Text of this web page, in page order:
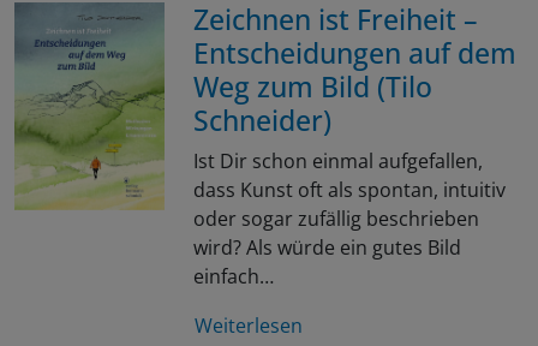
Zeichnen ist Freiheit –
Entscheidungen auf dem
Weg zum Bild (Tilo
Schneider)
Ist Dir schon einmal aufgefallen,
dass Kunst oft als spontan, intuitiv
oder sogar zufällig beschrieben
wird? Als würde ein gutes Bild
einfach…
Weiterlesen